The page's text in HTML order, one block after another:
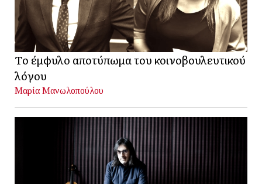
Το έμφυλο αποτύπωμα του κοινοβουλευτικού
λόγου
Μαρία Μανωλοπούλου